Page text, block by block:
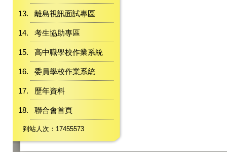
離島視訊面試專區
考生協助專區
高中職學校作業系統
委員學校作業系統
歷年資料
聯合會首頁
到站人次：17455573